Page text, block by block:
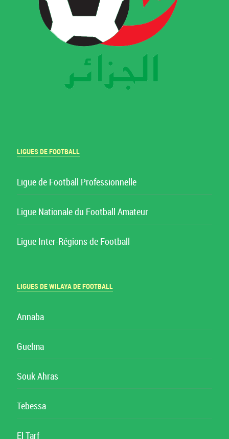
LIGUES DE FOOTBALL
Ligue de Football Professionnelle
Ligue Nationale du Football Amateur
Ligue Inter-Régions de Football
LIGUES DE WILAYA DE FOOTBALL
Annaba
Guelma
Souk Ahras
Tebessa
El Tarf